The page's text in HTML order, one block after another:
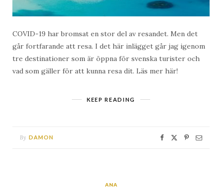
COVID-19 har bromsat en stor del av resandet. Men det
går fortfarande att resa. I det här inlägget går jag igenom
tre destinationer som är öppna för svenska turister och
vad som gäller för att kunna resa dit. Läs mer här!
KEEP READING
By DAMON
ANA